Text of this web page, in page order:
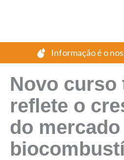
Informação é o
Novo curso
reflete o
do mercado